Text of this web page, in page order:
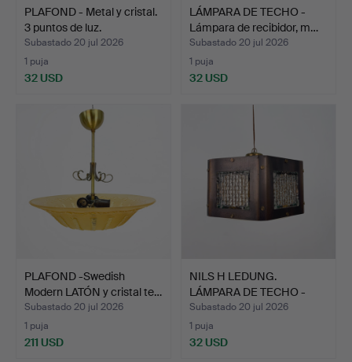
PLAFOND - Metal y cristal.
3 puntos de luz.
Subastado 20 jul 2026
1 puja
32 USD
LÁMPARA DE TECHO -
Lámpara de recibidor, m…
Subastado 20 jul 2026
1 puja
32 USD
PLAFOND -Swedish
Modern LATÓN y cristal te…
Subastado 20 jul 2026
1 puja
211 USD
NILS H LEDUNG.
LÁMPARA DE TECHO -
Lámpara …
Subastado 20 jul 2026
1 puja
32 USD